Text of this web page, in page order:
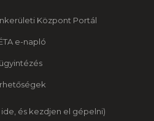
Központ Portál
e-napló